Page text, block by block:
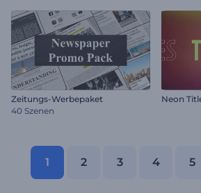
Zeitungs-Werbepaket
40 Szenen
Neon
1 2 3 4 5